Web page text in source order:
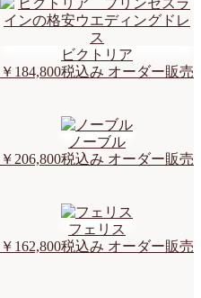
ビクトリア
￥184,800税込み オーダー販売
ノーブル
￥206,800税込み オーダー販売
フェリス
￥162,800税込み オーダー販売